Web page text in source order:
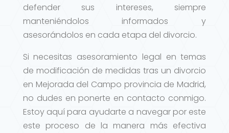
defender sus intereses, siempre
manteniéndolos informados y
asesorándolos en cada etapa del divorcio.
Si necesitas asesoramiento legal en temas
de modificación de medidas tras un divorcio
en Mejorada del Campo provincia de Madrid,
no dudes en ponerte en contacto conmigo.
Estoy aquí para ayudarte a navegar por este
este proceso de la manera más efectiva